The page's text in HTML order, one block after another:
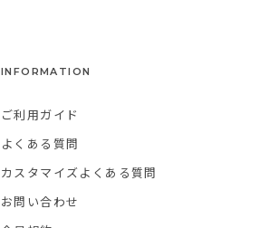
INFORMATION
ご利用ガイド
よくある質問
カスタマイズよくある質問
お問い合わせ